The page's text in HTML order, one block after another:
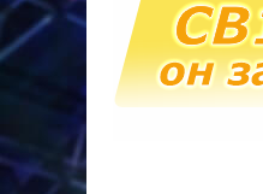
Распродажа